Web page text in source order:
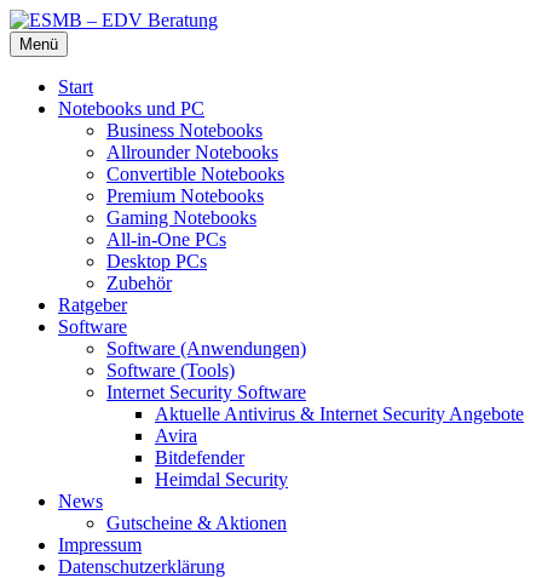
ESMB – EDV Beratung
Menü Zum
Inhalt
springen
Start
Notebooks und PC
Business Notebooks
Allrounder Notebooks
Convertible Notebooks
Premium Notebooks
Gaming Notebooks
All-in-One PCs
Desktop PCs
Zubehör
Ratgeber
Software
Software (Anwendungen)
Software (Tools)
Internet Security Software
Aktuelle Antivirus & Internet Security Angebote
Avira
Bitdefender
Heimdal Security
News
Gutscheine & Aktionen
Impressum
Datenschutzerklärung